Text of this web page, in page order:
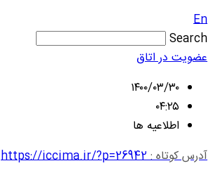
En
Search
عضویت در اتاق
۱۴۰۰/۰۳/۳۰
۰۴:۲۵
اطلاعیه ها
آدرس کوتاه :https://iccima.ir/?p=26942